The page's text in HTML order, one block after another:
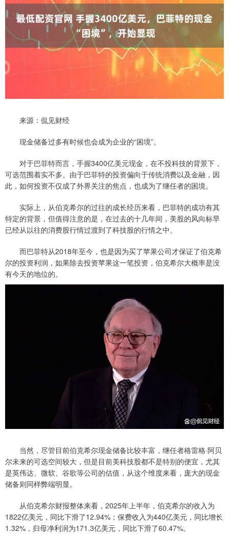
来源：侃见财经
现金储备过多有时候也会成为企业的“困境”。
对于巴菲特而言，手握3400亿美元现金，在不投科技的背景下，
可选范围着实不多。由于巴菲特的投资偏向于传统消费以及金融，因
此，如何投资不仅成了外界关注的焦点，也成为了继任者的困境。
实际上，从伯克希尔的过往的成长经历来看，巴菲特的成功有其
特定的背景，但值得注意的是，在过去的十几年间，美股的风向标早
已经从以往的消费股行情过渡到了科技股的行情之中。
而巴菲特从2018年至今，也是因为买了苹果公司才保证了伯克希
尔的投资利润，如果除去投资苹果这一笔投资，伯克希尔大概率是没
有今天的地位的。
当然，尽管目前伯克希尔现金储备比较丰富，继任者格雷格·阿贝
尔未来的可选空间较大，但是目前美科技股都不是特别的便宜，尤其
是英伟达、微软、谷歌等公司的估值，从这个维度来看，庞大的现金
储备则同样弊端明显。
从伯克希尔财报整体来看，2025年上半年，伯克希尔的收入为
1822亿美元，同比下滑了12.94%；保费收入为440亿美元，同比增长
1.32%，归母净利润为171.3亿美元，同比下滑了60.47%。